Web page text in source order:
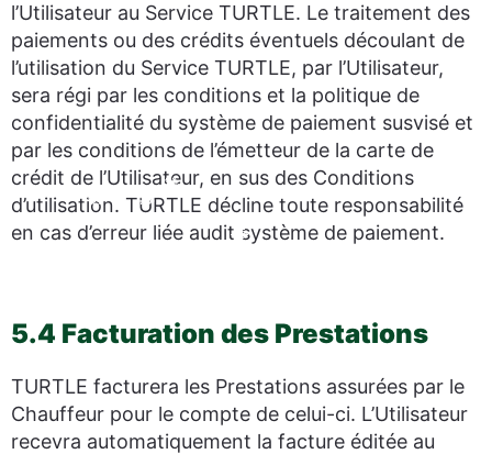
l’Utilisateur au Service TURTLE. Le traitement des
paiements ou des crédits éventuels découlant de
l’utilisation du Service TURTLE, par l’Utilisateur,
sera régi par les conditions et la politique de
confidentialité du système de paiement susvisé et
par les conditions de l’émetteur de la carte de
crédit de l’Utilisateur, en sus des Conditions
d’utilisation. TURTLE décline toute responsabilité
en cas d’erreur liée audit système de paiement.
5.4 Facturation des Prestations
TURTLE facturera les Prestations assurées par le
Chauffeur pour le compte de celui-ci. L’Utilisateur
recevra automatiquement la facture éditée au